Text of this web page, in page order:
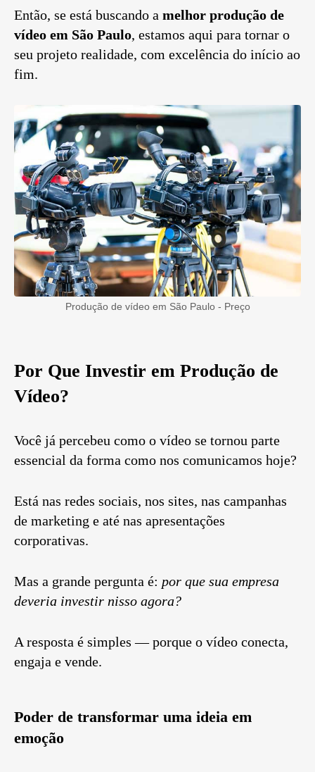
Então, se está buscando a melhor produção de
vídeo em São Paulo, estamos aqui para tornar o
seu projeto realidade, com excelência do início ao
fim.
Produção de vídeo em São Paulo - Preço
Por Que Investir em Produção de
Vídeo?
Você já percebeu como o vídeo se tornou parte
essencial da forma como nos comunicamos hoje?
Está nas redes sociais, nos sites, nas campanhas
de marketing e até nas apresentações
corporativas.
Mas a grande pergunta é: por que sua empresa
deveria investir nisso agora?
A resposta é simples — porque o vídeo conecta,
engaja e vende.
Poder de transformar uma ideia em
emoção